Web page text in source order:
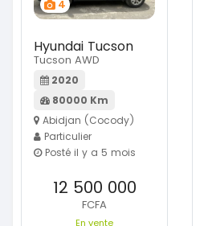
4
Hyundai Tucson
Tucson AWD
2020
80000 Km
Abidjan (Cocody)
Particulier
Posté il y a 5 mois
12 500 000
FCFA
En vente